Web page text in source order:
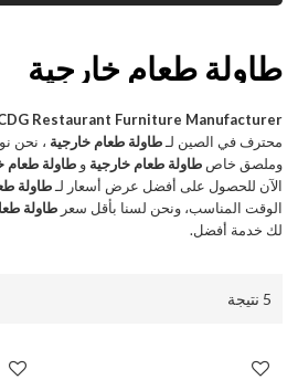
طاولة طعام خارجية
Restaurant Furniture Manufacturer
محترف في الصين لـطاولة طعام خارجية ، نحن
وملصق خاصطاولة طعام خارجية وطاولة طعام
الآن للحصول على أفضل عرض أسعار لـطاولة
الوقت المناسب، ونحن لسنا بأقل سعرطاولة
لك خدمة أفضل.
5 نتيجة